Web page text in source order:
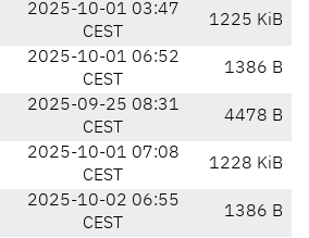
2025-10-01 03:47
CEST
1225 KiB
2025-10-01 06:52
CEST
1386 B
2025-09-25 08:31
CEST
4478 B
2025-10-01 07:08
CEST
1228 KiB
2025-10-02 06:55
CEST
1386 B